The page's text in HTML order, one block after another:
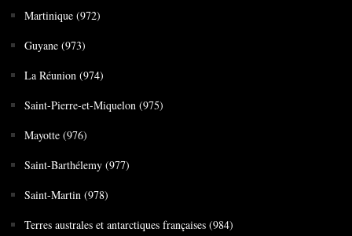
Martinique (972)
Guyane (973)
La Réunion (974)
Saint-Pierre-et-Miquelon (975)
Mayotte (976)
Saint-Barthélemy (977)
Saint-Martin (978)
Terres australes et antarctiques françaises (984)